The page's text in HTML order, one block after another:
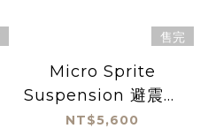
售完
Micro Sprite
Suspension 避震版
成人滑板車 藍色-適合
NT$5,600